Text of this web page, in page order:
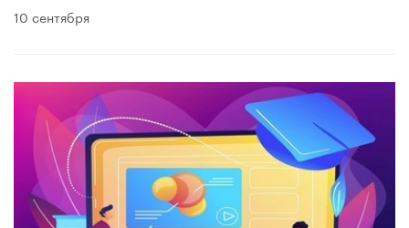
10 сентября